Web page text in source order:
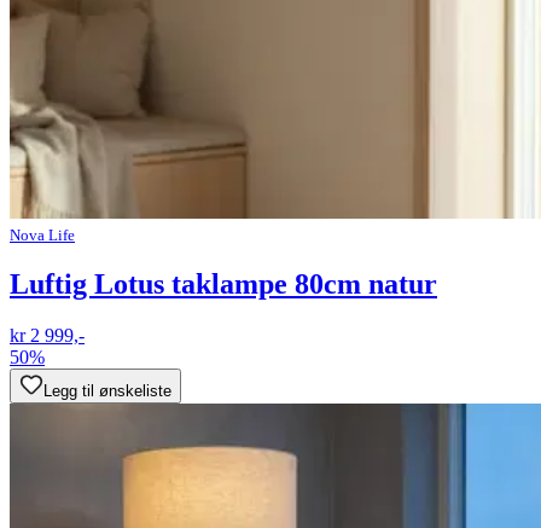
Nova Life
Luftig Lotus taklampe 80cm natur
kr 2 999,-
50%
Legg til ønskeliste